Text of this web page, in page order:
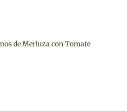
de Merluza con Tomate